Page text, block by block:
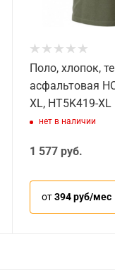
Поло, хлопок,
асфальтовая
XL, HT5K419-XL
нет в наличии
1 577 руб.
от394 руб/мес